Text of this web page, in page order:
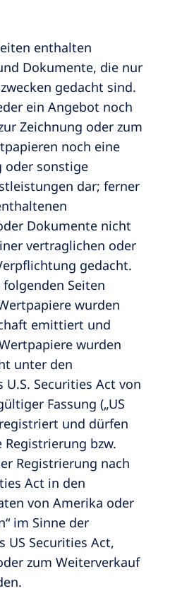
enthalten
Dokumente, die nur
gedacht sind.
ein Angebot noch
Zeichnung oder zum
noch eine
oder sonstige
dar; ferner
Dokumente nicht
vertraglichen oder
gedacht.
Seiten
wurden
emittiert und
wurden
unter den
Securities Act von
Fassung („US
und dürfen
bzw.
Registrierung nach
Act in den
von Amerika oder
im Sinne der
US Securities Act,
zum Weiterverkauf